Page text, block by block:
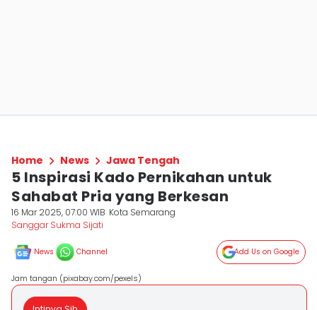
Home News Jawa Tengah
5 Inspirasi Kado Pernikahan untuk
Sahabat Pria yang Berkesan
16 Mar 2025, 07:00 WIB Kota Semarang
Sanggar Sukma Sijati
News Channel Add Us on Google
Jam tangan (pixabay.com/pexels)